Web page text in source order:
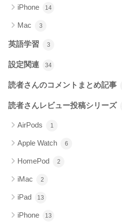
iPhone 14
Mac 3
英語学習 3
設定関連 34
読者さんのコメントまとめ記事
読者さんレビュー投稿シリーズ
AirPods 1
Apple Watch 6
HomePod 2
iMac 2
iPad 13
iPhone 13